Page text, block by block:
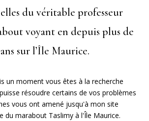
du véritable professeur
voyant en depuis plus de
sur l’Île Maurice.
un moment vous êtes à la recherche
résoudre certains de vos problèmes
vous ont amené jusqu'à mon site
du marabout Taslimy à l'Île Maurice.